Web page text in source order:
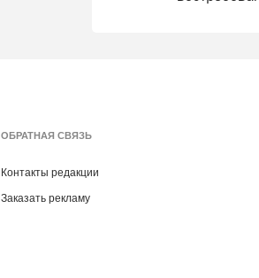
ОБРАТНАЯ СВЯЗЬ
Контакты редакции
Заказать рекламу